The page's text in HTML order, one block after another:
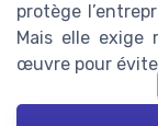
protège
Mais elle exige
œuvre pour